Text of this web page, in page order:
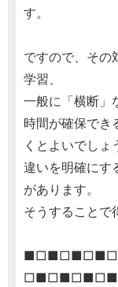
す。
ですので、その
学習、
一般に「横断」
時間が確保でき
くとよいでしょ
違いを明確にす
があります。
そうすることで